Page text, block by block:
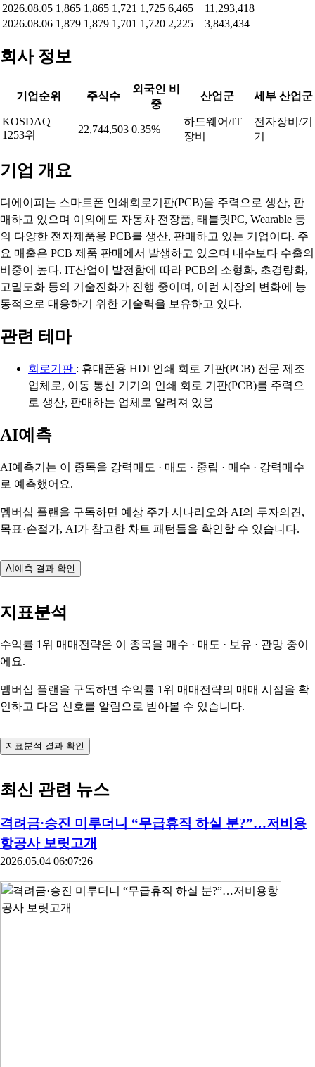
2026.08.05 1,865 1,865 1,721 1,725 6,465
11,293,418
2026.08.06 1,879 1,879 1,701 1,720 2,225 3,843,434
회사 정보
기업순위 주식수
외국인 비
중
산업군 세부 산업군
KOSDAQ
1253위
22,744,503 0.35%
하드웨어/IT
장비
전자장비/기
기
기업 개요
디에이피는 스마트폰 인쇄회로기판(PCB)을 주력으로 생산, 판
매하고 있으며 이외에도 자동차 전장품, 태블릿PC, Wearable 등
의 다양한 전자제품용 PCB를 생산, 판매하고 있는 기업이다. 주
요 매출은 PCB 제품 판매에서 발생하고 있으며 내수보다 수출의
비중이 높다. IT산업이 발전함에 따라 PCB의 소형화, 초경량화,
고밀도화 등의 기술진화가 진행 중이며, 이런 시장의 변화에 능
동적으로 대응하기 위한 기술력을 보유하고 있다.
관련 테마
회로기판 : 휴대폰용 HDI 인쇄 회로 기판(PCB) 전문 제조
업체로, 이동 통신 기기의 인쇄 회로 기판(PCB)를 주력으
로 생산, 판매하는 업체로 알려져 있음
AI예측
AI예측기는 이 종목을 강력매도 · 매도 · 중립 · 매수 · 강력매수
로 예측했어요.
멤버십 플랜을 구독하면 예상 주가 시나리오와 AI의 투자의견,
목표·손절가, AI가 참고한 차트 패턴들을 확인할 수 있습니다.
AI예측 결과 확인
지표분석
수익률 1위 매매전략은 이 종목을 매수 · 매도 · 보유 · 관망 중이
에요.
멤버십 플랜을 구독하면 수익률 1위 매매전략의 매매 시점을 확
인하고 다음 신호를 알림으로 받아볼 수 있습니다.
지표분석 결과 확인
최신 관련 뉴스
격려금·승진 미루더니 “무급휴직 하실 분?”…저비용
항공사 보릿고개
2026.05.04 06:07:26